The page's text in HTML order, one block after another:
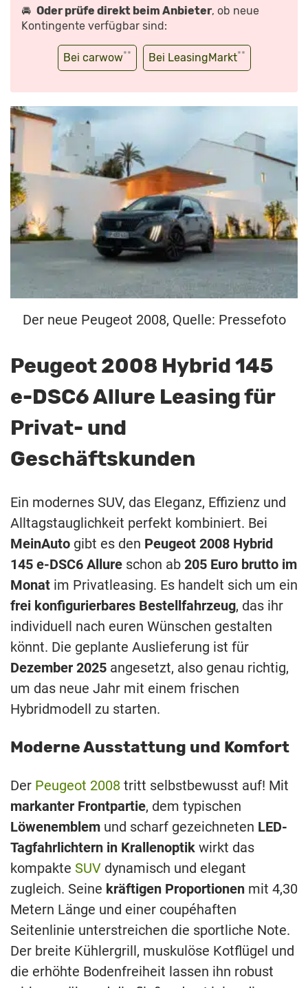
🚘 Oder prüfe direkt beim Anbieter, ob neue
Kontingente verfügbar sind:
Bei carwow** Bei LeasingMarkt**
Der neue Peugeot 2008, Quelle: Pressefoto
Peugeot 2008 Hybrid 145
e-DSC6 Allure Leasing für
Privat- und
Geschäftskunden
Ein modernes SUV, das Eleganz, Effizienz und
Alltagstauglichkeit perfekt kombiniert. Bei
MeinAuto gibt es den Peugeot 2008 Hybrid
145 e-DSC6 Allure schon ab 205 Euro brutto im
Monat im Privatleasing. Es handelt sich um ein
frei konfigurierbares Bestellfahrzeug, das ihr
individuell nach euren Wünschen gestalten
könnt. Die geplante Auslieferung ist für
Dezember 2025 angesetzt, also genau richtig,
um das neue Jahr mit einem frischen
Hybridmodell zu starten.
Moderne Ausstattung und Komfort
Der Peugeot 2008 tritt selbstbewusst auf! Mit
markanter Frontpartie, dem typischen
Löwenemblem und scharf gezeichneten LED-
Tagfahrlichtern in Krallenoptik wirkt das
kompakte SUV dynamisch und elegant
zugleich. Seine kräftigen Proportionen mit 4,30
Metern Länge und einer coupéhaften
Seitenlinie unterstreichen die sportliche Note.
Der breite Kühlergrill, muskulöse Kotflügel und
die erhöhte Bodenfreiheit lassen ihn robust